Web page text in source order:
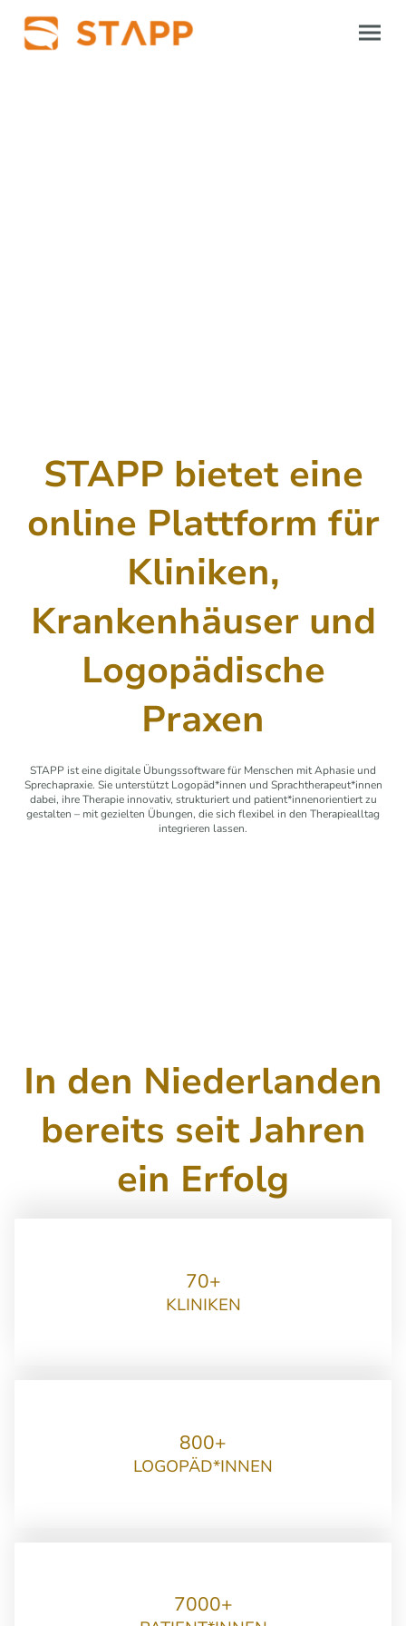
STAPP bietet eine
online Plattform für
Kliniken,
Krankenhäuser und
Logopädische
Praxen
STAPP ist eine digitale Übungssoftware für Menschen mit Aphasie und
Sprechapraxie. Sie unterstützt Logopäd*innen und Sprachtherapeut*innen
dabei, ihre Therapie innovativ, strukturiert und patient*innenorientiert zu
gestalten – mit gezielten Übungen, die sich flexibel in den Therapiealltag
integrieren lassen.
In den Niederlanden
bereits seit Jahren
ein Erfolg
70+
KLINIKEN
800+
LOGOPÄD*INNEN
7000+